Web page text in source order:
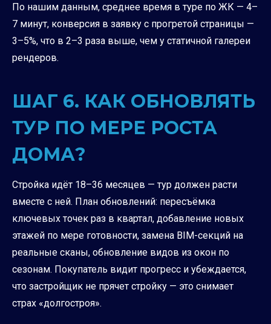
По нашим данным, среднее время в туре по ЖК — 4–
7 минут, конверсия в заявку с прогретой страницы —
3–5%, что в 2–3 раза выше, чем у статичной галереи
рендеров.
ШАГ 6. КАК ОБНОВЛЯТЬ
ТУР ПО МЕРЕ РОСТА
ДОМА?
Стройка идёт 18–36 месяцев — тур должен расти
вместе с ней. План обновлений: пересъёмка
ключевых точек раз в квартал, добавление новых
этажей по мере готовности, замена BIM-секций на
реальные сканы, обновление видов из окон по
сезонам. Покупатель видит прогресс и убеждается,
что застройщик не прячет стройку — это снимает
страх «долгостроя».